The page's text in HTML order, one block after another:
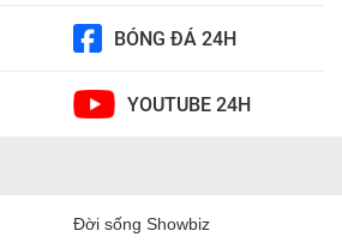
BÓNG ĐÁ 24H
YOUTUBE 24H
Đời sống Showbiz